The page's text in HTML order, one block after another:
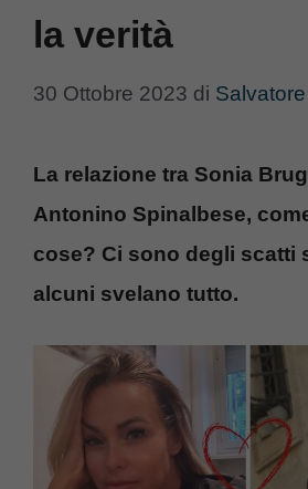
la verità
30 Ottobre 2023 di
La relazione tra Sonia
Antonino Spinalbese,
cose? Ci sono degli scatti
alcuni svelano tutto.